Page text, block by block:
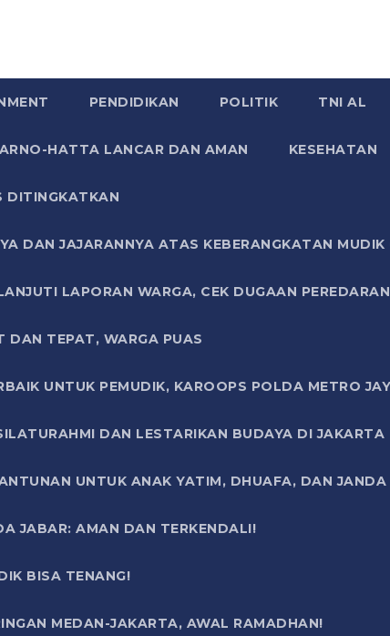
PENDIDIKAN POLITIK TNI AL
HATTA LANCAR DAN AMAN KESEHATAN
DITINGKATKAN
DAN JAJARANNYA ATAS KEBERANGKATAN
LAPORAN WARGA, CEK DUGAAN
DAN TEPAT, WARGA PUAS
UNTUK PEMUDIK, KAROOPS POLDA METRO
DAN LESTARIKAN BUDAYA DI JAKARTA
UNTUK ANAK YATIM, DHUAFA, DAN
JABAR: AMAN DAN TERKENDALI!
BISA TENANG!
MEDAN-JAKARTA, AWAL RAMADHAN!